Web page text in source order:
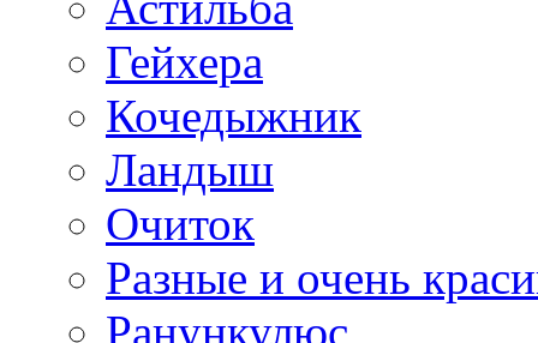
Гейхера
Кочедыжник
Ландыш
Очиток
Разные и очень
Ранункулюс